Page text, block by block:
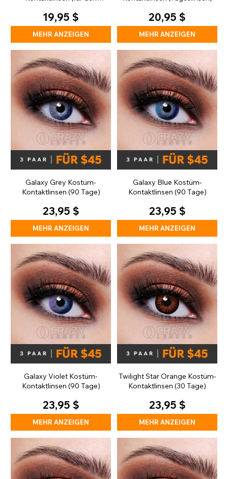
19,95 $
MEHR ANZEIGEN
20,95 $
MEHR ANZEIGEN
Galaxy Grey Kostüm-
Kontaktlinsen (90 Tage)
23,95 $
MEHR ANZEIGEN
Galaxy Blue Kostüm-
Kontaktlinsen (90 Tage)
23,95 $
MEHR ANZEIGEN
Galaxy Violet Kostüm-
Kontaktlinsen (90 Tage)
23,95 $
MEHR ANZEIGEN
Twilight Star Orange Kostüm-
Kontaktlinsen (30 Tage)
23,95 $
MEHR ANZEIGEN